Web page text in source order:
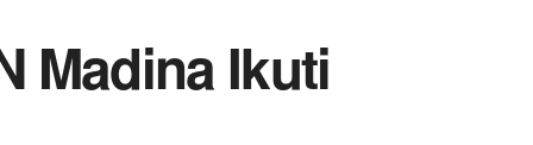
Madina Ikuti